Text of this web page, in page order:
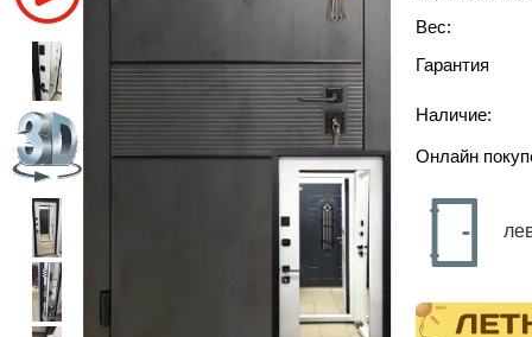
Вес:
Гарантия
Наличие:
Онлайн